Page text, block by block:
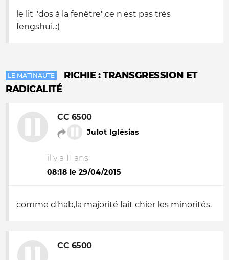
le lit "dos à la fenêtre",ce n'est pas très
fengshui..:)
LE MATINAUTE
RICHIE : TRANSGRESSION ET
RADICALITÉ
CC 6500
Julot Iglésias
il y a 11 ans
08:18 le 29/04/2015
comme d'hab,la majorité fait chier les minorités.
CC 6500